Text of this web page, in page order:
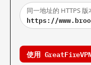
同一地址的 HTTPS 版
https://
使用